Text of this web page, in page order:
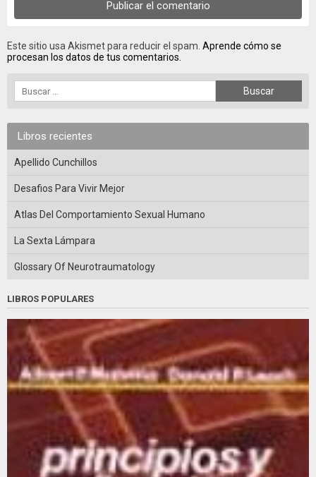
Este sitio usa Akismet para reducir el spam. Aprende cómo se
procesan los datos de tus comentarios.
Libros recientes
Apellido Cunchillos
Desafios Para Vivir Mejor
Atlas Del Comportamiento Sexual Humano
La Sexta Lámpara
Glossary Of Neurotraumatology
LIBROS POPULARES